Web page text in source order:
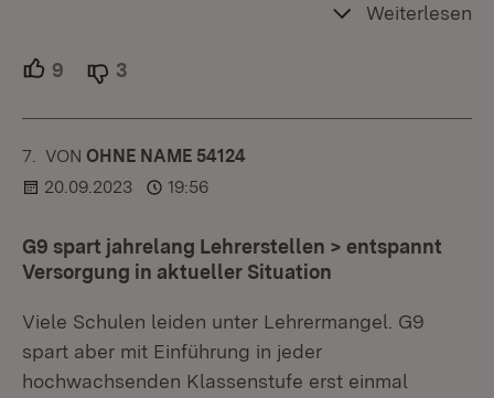
Weiterlesen
9 Unterstützer.
3
7. KOMMENTAR
VON :OHNE NAME 54124
20.09.2023
19:56
G9 spart jahrelang Lehrerstellen > entspannt
Versorgung in aktueller Situation
Viele Schulen leiden unter Lehrermangel. G9
spart aber mit Einführung in jeder
hochwachsenden Klassenstufe erst einmal